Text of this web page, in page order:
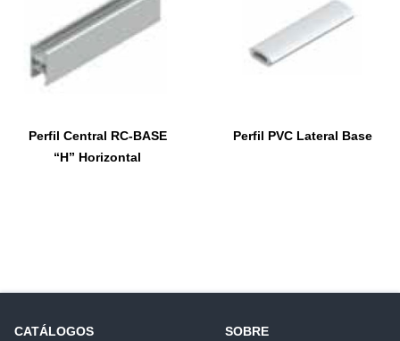
Perfil Central RC-BASE
“H” Horizontal
Perfil PVC Lateral Base
CATÁLOGOS SOBRE